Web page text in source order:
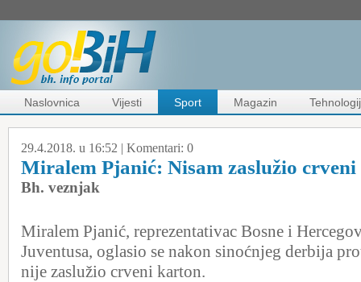
Naslovnica Vijesti Sport Magazin
29.4.2018. u 16:52 | Komentari: 0
Miralem Pjanić: Nisam zaslužio
Bh. veznjak
Miralem Pjanić, reprezentativac Bosne i
Juventusa, oglasio se nakon sinoćnjeg derbija
nije zaslužio crveni karton.